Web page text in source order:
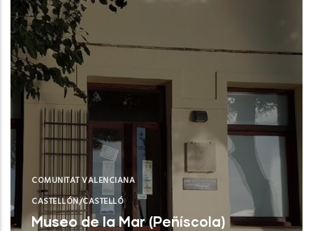
COMUNITAT VALENCIANA
CASTELLÓN/CASTELLÓ
Museo de la Mar (Peñíscola)